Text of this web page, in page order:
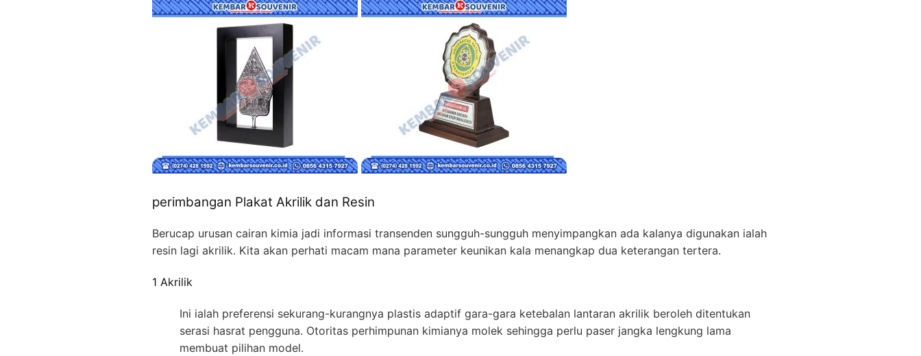
perimbangan Plakat Akrilik dan Resin
Berucap urusan cairan kimia jadi informasi transenden sungguh-sungguh menyimpangkan ada kalanya digunakan ialah
resin lagi akrilik. Kita akan perhati macam mana parameter keunikan kala menangkap dua keterangan tertera.
1 Akrilik
Ini ialah preferensi sekurang-kurangnya plastis adaptif gara-gara ketebalan lantaran akrilik beroleh ditentukan
serasi hasrat pengguna. Otoritas perhimpunan kimianya molek sehingga perlu paser jangka lengkung lama
membuat pilihan model.